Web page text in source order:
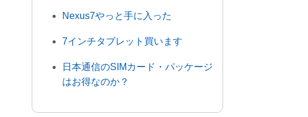
Nexus7やっと手に入った
7インチタブレット買います
日本通信のSIMカード・パッケージ
はお得なのか？